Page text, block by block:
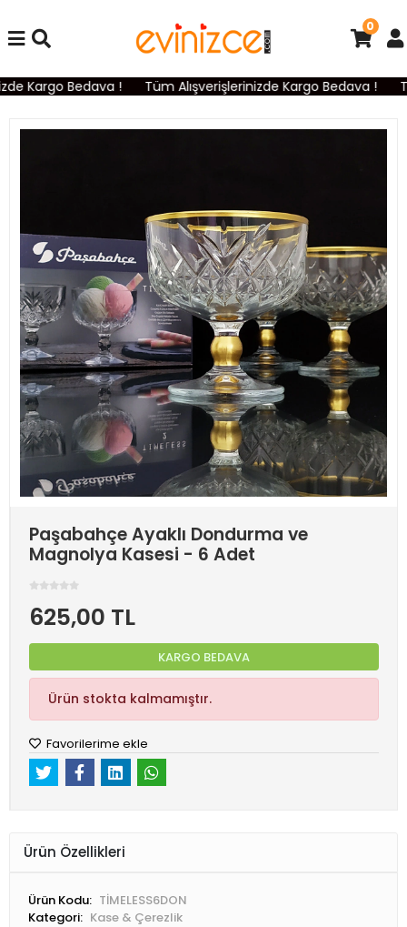
Kargo Bedava ! Tüm Alışverişlerinizde Kargo Bedava !
0
Paşabahçe Ayaklı Dondurma ve
Magnolya Kasesi - 6 Adet
625,00 TL
KARGO BEDAVA
Ürün stokta kalmamıştır.
Favorilerime ekle
Ürün Özellikleri
Ürün Kodu: TİMELESS6DON
Kategori: Kase & Çerezlik